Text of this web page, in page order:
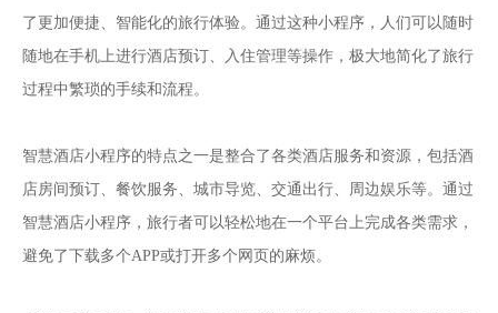
了更加便捷、智能化的旅行体验。通过这种小程序，人们可以随时
随地在手机上进行酒店预订、入住管理等操作，极大地简化了旅行
过程中繁琐的手续和流程。
智慧酒店小程序的特点之一是整合了各类酒店服务和资源，包括酒
店房间预订、餐饮服务、城市导览、交通出行、周边娱乐等。通过
智慧酒店小程序，旅行者可以轻松地在一个平台上完成各类需求，
避免了下载多个APP或打开多个网页的麻烦。